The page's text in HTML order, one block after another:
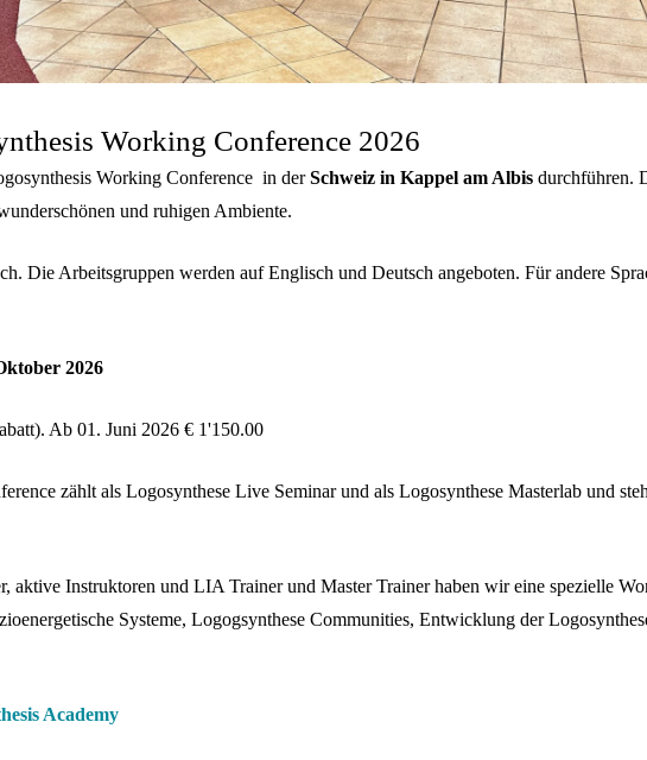
Working Conference 2026
Working Conference in derSchweiz in Kappel am Albis durchführen.
und ruhigen Ambiente.
Die Arbeitsgruppen werden auf Englisch und Deutsch angeboten. Für andere
2026
Ab 01. Juni 2026 € 1'150.00
zählt als Logosynthese Live Seminar und als Logosynthese Masterlab und
aktive Instruktoren und LIA Trainer und Master Trainer haben wir eine spezielle
Systeme, Logogsynthese Communities, Entwicklung der
Academy